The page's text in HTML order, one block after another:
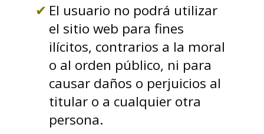
El usuario no podrá utilizar
el sitio web para fines
ilícitos, contrarios a la moral
o al orden público, ni para
causar daños o perjuicios al
titular o a cualquier otra
persona.